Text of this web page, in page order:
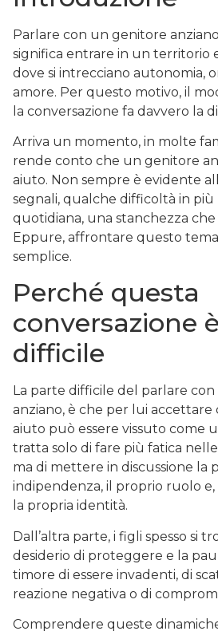
Parlare con un genitore
significa entrare in un territorio
dove si intrecciano autonomia,
amore. Per questo motivo, il
la conversazione fa davvero la
Arriva un momento, in molte
rende conto che un genitore
aiuto. Non sempre è evidente
segnali, qualche difficoltà in più
quotidiana, una stanchezza che
Eppure, affrontare questo
semplice.
Perché questa
conversazione
difficile
La parte difficile del parlare
anziano, è che per lui accettare
aiuto può essere vissuto come
tratta solo di fare più fatica
ma di mettere in discussione la
indipendenza, il proprio ruolo e,
la propria identità.
Dall’altra parte, i figli spesso si
desiderio di proteggere e la
timore di essere invadenti, di
reazione negativa o di
Comprendere queste